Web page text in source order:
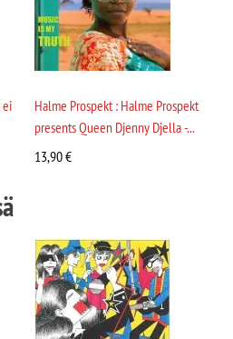
ei
Halme Prospekt : Halme Prospekt
presents Queen Djenny Djella -...
13,90€